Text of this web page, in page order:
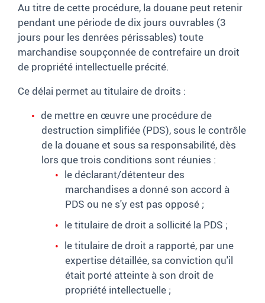
Au titre de cette procédure, la douane peut retenir
pendant une période de dix jours ouvrables (3
jours pour les denrées périssables) toute
marchandise soupçonnée de contrefaire un droit
de propriété intellectuelle précité.
Ce délai permet au titulaire de droits :
de mettre en œuvre une procédure de
destruction simplifiée (PDS), sous le contrôle
de la douane et sous sa responsabilité, dès
lors que trois conditions sont réunies :
le déclarant/détenteur des
marchandises a donné son accord à
PDS ou ne s'y est pas opposé ;
le titulaire de droit a sollicité la PDS ;
le titulaire de droit a rapporté, par une
expertise détaillée, sa conviction qu'il
était porté atteinte à son droit de
propriété intellectuelle ;